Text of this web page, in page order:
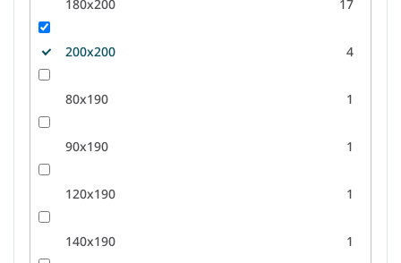
180x200 17
200x200 4
80x190 1
90x190 1
120x190 1
140x190 1